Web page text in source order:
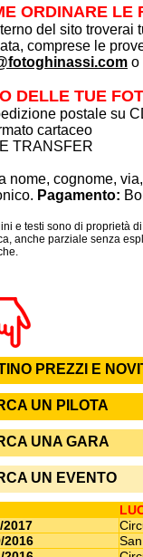
ORDINARE LE
del sito troverai
comprese le
o
DELLE TUE
postale su
cartaceo
TRANSFER
nome, cognome,
Pagamento:
e testi sono di proprietà
anche parziale senza
PREZZI E
poster 70x100
poster 100x150
30x45
30x45
30x45
UN PILOTA
UNA GARA
UN EVENTO
2017
2016